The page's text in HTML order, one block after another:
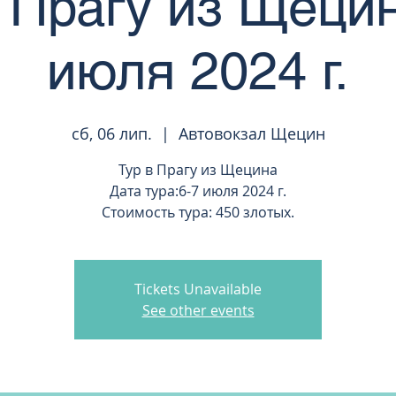
июля 2024 г.
сб, 06 лип.
  |
Автовокзал Щецин
Тур в Прагу из Щецина
Дата тура:6-7 июля 2024 г.
Стоимость тура: 450 злотых.
Tickets Unavailable
See other events